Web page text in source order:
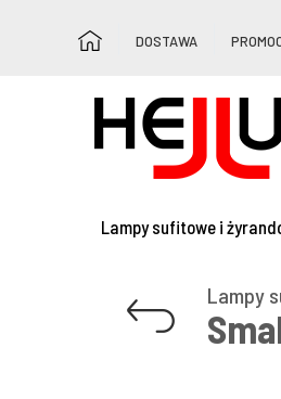
DOSTAWA
Lampy sufitowe i
Lampy